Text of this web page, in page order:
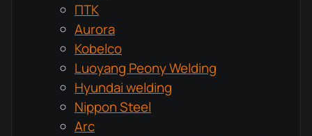
ПТК
Aurora
Kobelco
Luoyang Peony Welding
Hyundai welding
Nippon Steel
Arc